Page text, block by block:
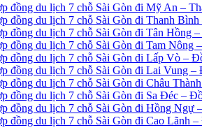
đồng du lịch 7 chỗ Sài Gòn đi Mỹ An –
đồng du lịch 7 chỗ Sài Gòn đi Thanh
đồng du lịch 7 chỗ Sài Gòn đi Tân Hồng
đồng du lịch 7 chỗ Sài Gòn đi Tam Nông
đồng du lịch 7 chỗ Sài Gòn đi Lấp Vò –
đồng du lịch 7 chỗ Sài Gòn đi Lai Vung –
đồng du lịch 7 chỗ Sài Gòn đi Châu
đồng du lịch 7 chỗ Sài Gòn đi Sa Đéc –
đồng du lịch 7 chỗ Sài Gòn đi Hồng Ngự
đồng du lịch 7 chỗ Sài Gòn đi Cao Lãnh